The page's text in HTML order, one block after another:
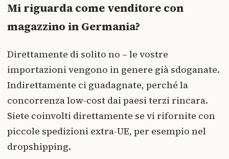
Mi riguarda come venditore con
magazzino in Germania?
Direttamente di solito no – le vostre
importazioni vengono in genere già sdoganate.
Indirettamente ci guadagnate, perché la
concorrenza low-cost dai paesi terzi rincara.
Siete coinvolti direttamente se vi rifornite con
piccole spedizioni extra-UE, per esempio nel
dropshipping.